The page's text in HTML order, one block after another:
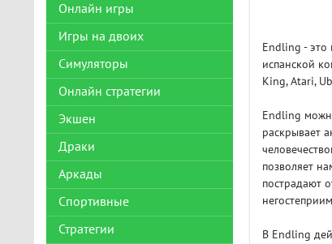
Endling - это
испанской
King, Atari,
Endling
раскрывает
позволяет
пострадают
В Endling
Онлайн игры
Игры на двоих
Симуляторы
Онлайн стратегии
Экшен
Драки
Аркады
Спортивные
Стратегии